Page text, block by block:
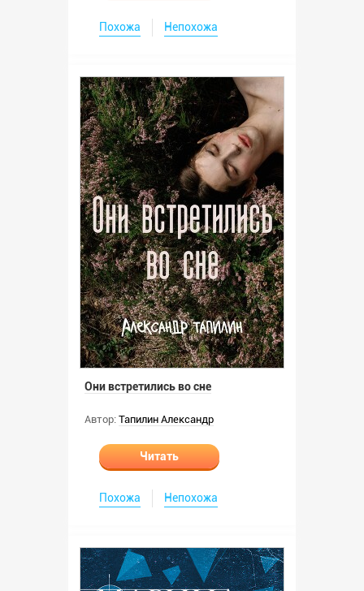
Похожа Непохожа
Они встретились во сне
Автор: Тапилин Александр
Читать
Похожа Непохожа